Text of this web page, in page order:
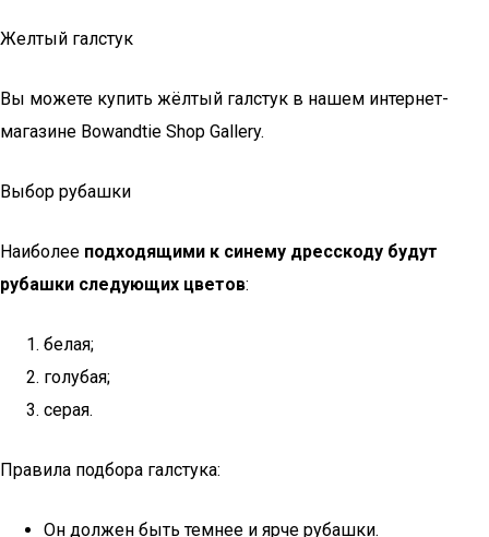
Желтый галстук
Вы можете купить жёлтый галстук в нашем интернет-
магазине Bowandtie Shop Gallery.
Выбор рубашки
Наиболее подходящими к синему дресскоду будут
рубашки следующих цветов:
белая;
голубая;
серая.
Правила подбора галстука:
Он должен быть темнее и ярче рубашки.